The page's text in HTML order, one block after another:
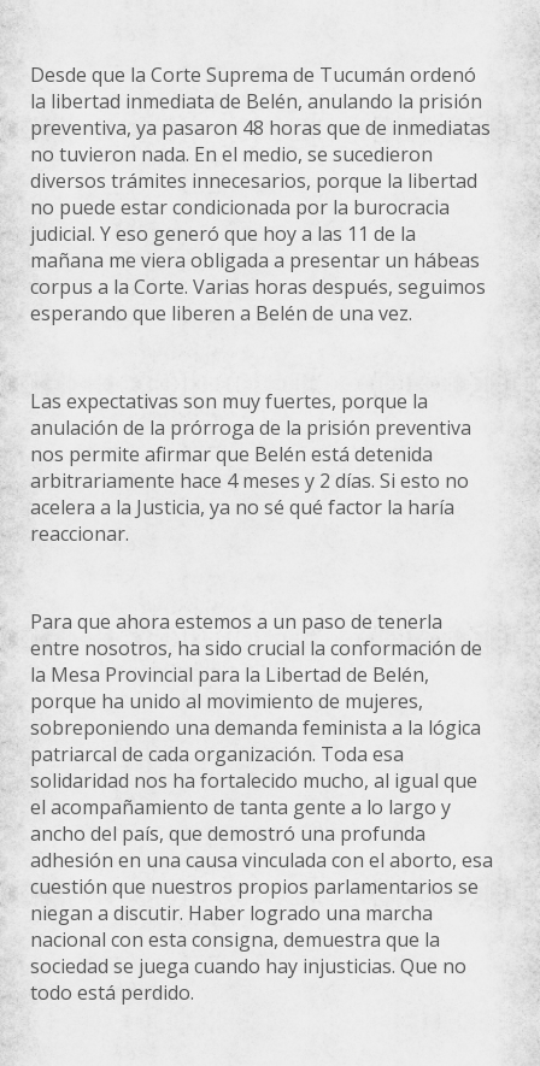
Desde que la Corte Suprema de Tucumán ordenó
la libertad inmediata de Belén, anulando la prisión
preventiva, ya pasaron 48 horas que de inmediatas
no tuvieron nada. En el medio, se sucedieron
diversos trámites innecesarios, porque la libertad
no puede estar condicionada por la burocracia
judicial. Y eso generó que hoy a las 11 de la
mañana me viera obligada a presentar un hábeas
corpus a la Corte. Varias horas después, seguimos
esperando que liberen a Belén de una vez.
Las expectativas son muy fuertes, porque la
anulación de la prórroga de la prisión preventiva
nos permite afirmar que Belén está detenida
arbitrariamente hace 4 meses y 2 días. Si esto no
acelera a la Justicia, ya no sé qué factor la haría
reaccionar.
Para que ahora estemos a un paso de tenerla
entre nosotros, ha sido crucial la conformación de
la Mesa Provincial para la Libertad de Belén,
porque ha unido al movimiento de mujeres,
sobreponiendo una demanda feminista a la lógica
patriarcal de cada organización. Toda esa
solidaridad nos ha fortalecido mucho, al igual que
el acompañamiento de tanta gente a lo largo y
ancho del país, que demostró una profunda
adhesión en una causa vinculada con el aborto, esa
cuestión que nuestros propios parlamentarios se
niegan a discutir. Haber logrado una marcha
nacional con esta consigna, demuestra que la
sociedad se juega cuando hay injusticias. Que no
todo está perdido.